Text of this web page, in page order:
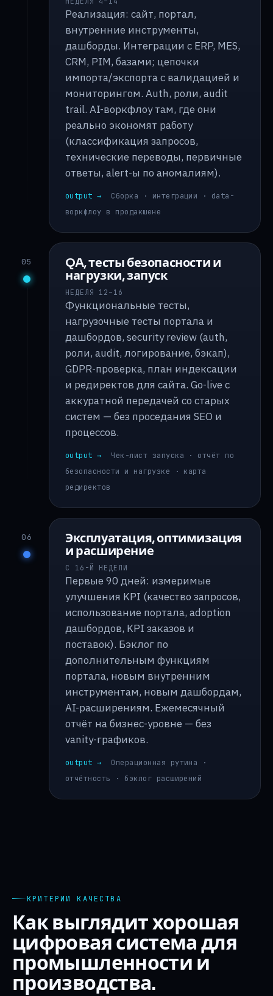
Реализация: сайт, портал,
внутренние инструменты,
дашборды. Интеграции с ERP, MES,
CRM, PIM, базами; цепочки
импорта/экспорта с валидацией и
мониторингом. Auth, роли, audit
trail. AI-воркфлоу там, где они
реально экономят работу
(классификация запросов,
технические переводы, первичные
ответы, alert-ы по аномалиям).
output →
Сборка · интеграции · data-
воркфлоу в продакшене
05
QA, тесты безопасности и
нагрузки, запуск
НЕДЕЛЯ 12–16
Функциональные тесты,
нагрузочные тесты портала и
дашбордов, security review (auth,
роли, audit, логирование, бэкап),
GDPR-проверка, план индексации
и редиректов для сайта. Go-live с
аккуратной передачей со старых
систем — без проседания SEO и
процессов.
output →
Чек-лист запуска · отчёт по
безопасности и нагрузке · карта
редиректов
06
Эксплуатация, оптимизация
и расширение
С 16-Й НЕДЕЛИ
Первые 90 дней: измеримые
улучшения KPI (качество запросов,
использование портала, adoption
дашбордов, KPI заказов и
поставок). Бэклог по
дополнительным функциям
портала, новым внутренним
инструментам, новым дашбордам,
AI-расширениям. Ежемесячный
отчёт на бизнес-уровне — без
vanity-графиков.
output →
Операционная рутина ·
отчётность · бэклог расширений
КРИТЕРИИ КАЧЕСТВА
Как выглядит хорошая
цифровая система для
промышленности и
производства.